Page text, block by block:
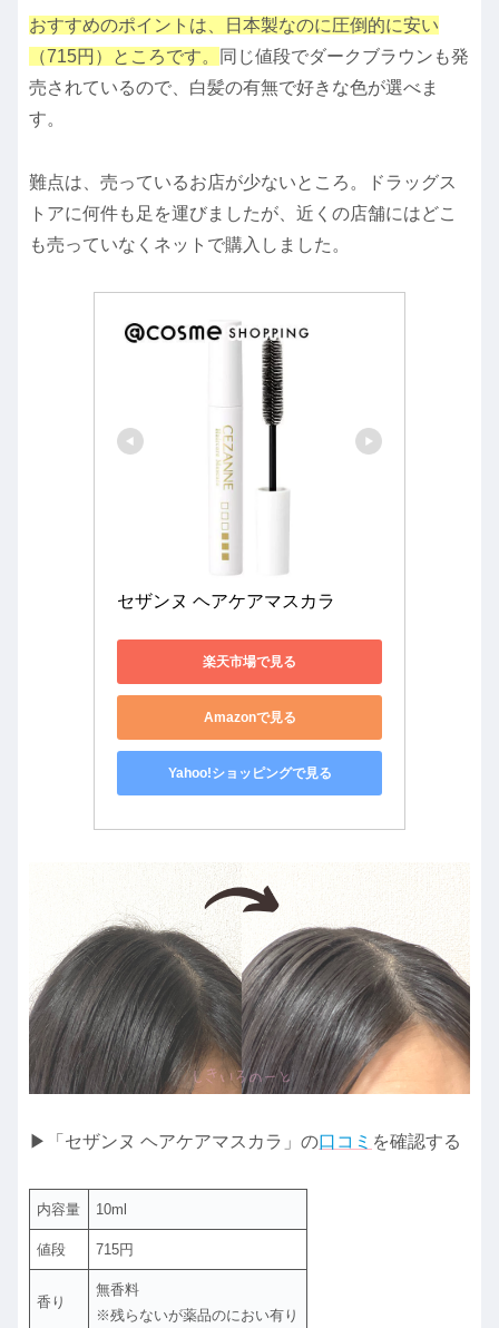
おすすめのポイントは、日本製なのに圧倒的に安い
（715円）ところです。
同じ値段でダークブラウンも発
売されているので、白髪の有無で好きな色が選べま
す。
難点は、売っているお店が少ないところ。ドラッグス
トアに何件も足を運びましたが、近くの店舗にはどこ
も売っていなくネットで購入しました。
セザンヌ ヘアケアマスカラ
楽天市場で見る
Amazonで見る
Yahoo!ショッピングで見る
▶「セザンヌ ヘアケアマスカラ」の口コミ を確認する
内容量 10ml
値段 715円
香り
無香料
※残らないが薬品のにおい有り